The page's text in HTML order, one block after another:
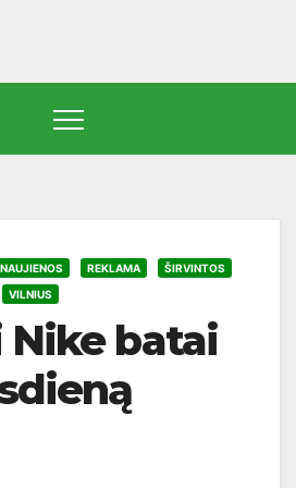
NAUJIENOS REKLAMA
ŠIRVINTOS
VILNIUS
Nike batai